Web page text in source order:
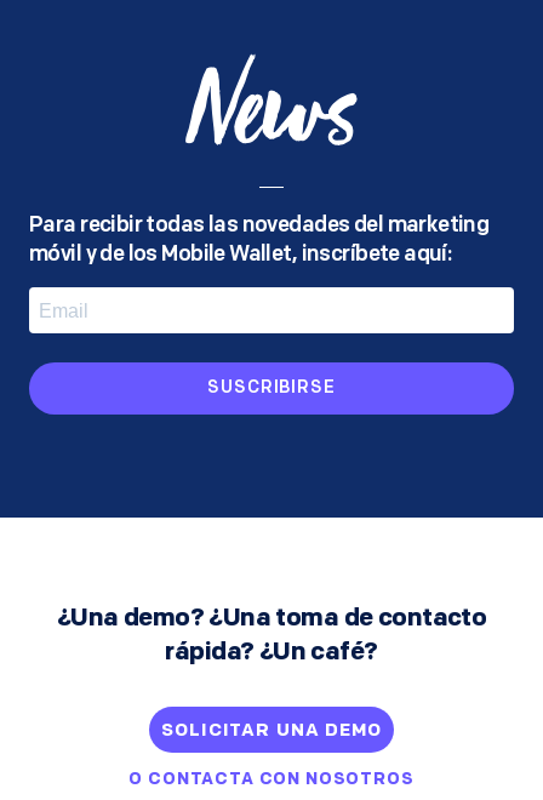
News
Para recibir todas las novedades del marketing
móvil y de los Mobile Wallet, inscríbete aquí:
SUSCRIBIRSE
¿Una demo? ¿Una toma de contacto
rápida? ¿Un café?
SOLICITAR UNA DEMO
O CONTACTA CON NOSOTROS